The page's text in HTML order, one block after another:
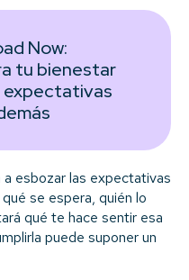
Now:
tu bienestar
expectativas
esbozar las expectativas
se espera, quién lo
qué te hace sentir esa
puede suponer un